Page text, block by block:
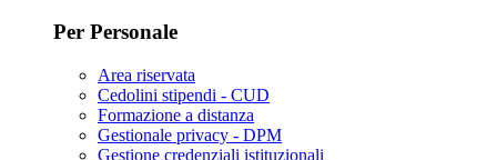
Per Personale
Area riservata
Cedolini stipendi - CUD
Formazione a distanza
Gestionale privacy - DPM
Gestione credenziali istituzionali